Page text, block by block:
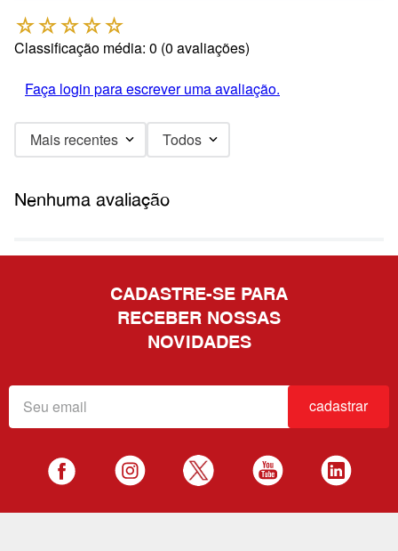
☆☆☆☆☆
Classificação média: 0 (0 avaliações)
Faça login para escrever uma avaliação.
Mais recentes Todos
Nenhuma avaliação
CADASTRE-SE PARA
RECEBER NOSSAS
NOVIDADES
cadastrar